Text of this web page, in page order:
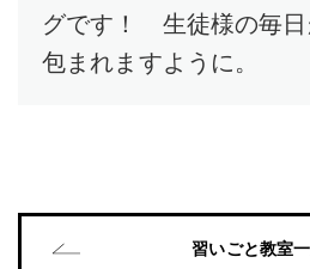
グです！ 生徒様の毎日
包まれますように。
習いごと教室